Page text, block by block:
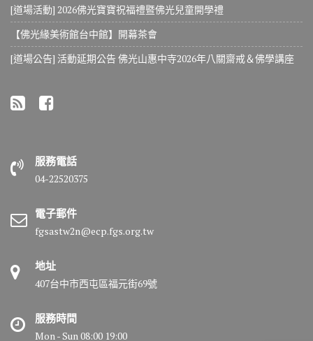
[道場活動] 2026佛光寶寶祝福禮暨佛光兒童開學禮
【佛光緣美術館台中館】開幕茶會
[道場公告] 活動延期公告 佛光山惠中寺2026年八關齋戒＆佛學講座
服務電話
04-22520375
電子郵件
fgsastw2n@ecp.fgs.org.tw
地址
407台中市西屯區福元街69號
服務時間
Mon - Sun 08:00 19:00